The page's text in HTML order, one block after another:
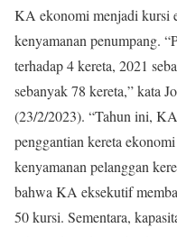
KA ekonomi menjadi kursi
kenyamanan penumpang.
terhadap 4 kereta, 2021
sebanyak 78 kereta,” kata
(23/2/2023). “Tahun ini,
penggantian kereta
kenyamanan pelanggan
bahwa KA eksekutif
50 kursi. Sementara,